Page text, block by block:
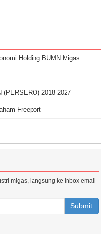
Holding BUMN Migas
(PERSERO) 2018-2027
Freeport
migas, langsung ke inbox email
Submit